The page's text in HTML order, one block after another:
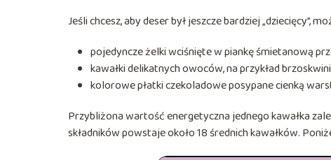
Jeśli chcesz, aby deser był jeszcze bardziej „dziecięcy”,
pojedyncze żelki wciśnięte w piankę śmietanową
kawałki delikatnych owoców, na przykład
kolorowe płatki czekoladowe posypane cienką
Przybliżona wartość energetyczna jednego kawałka
składników powstaje około 18 średnich kawałków.